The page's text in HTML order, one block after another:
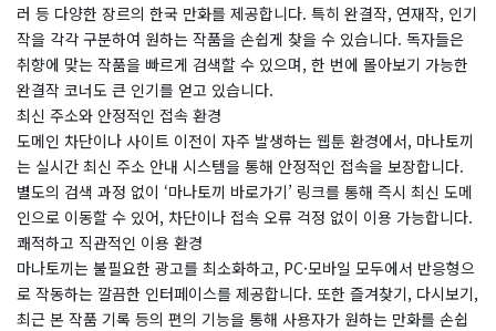
러 등 다양한 장르의 한국 만화를 제공합니다. 특히 완결작, 연재작, 인기
작을 각각 구분하여 원하는 작품을 손쉽게 찾을 수 있습니다. 독자들은
취향에 맞는 작품을 빠르게 검색할 수 있으며, 한 번에 몰아보기 가능한
완결작 코너도 큰 인기를 얻고 있습니다.
최신 주소와 안정적인 접속 환경
도메인 차단이나 사이트 이전이 자주 발생하는 웹툰 환경에서, 마나토끼
는 실시간 최신 주소 안내 시스템을 통해 안정적인 접속을 보장합니다.
별도의 검색 과정 없이 ‘마나토끼 바로가기’ 링크를 통해 즉시 최신 도메
인으로 이동할 수 있어, 차단이나 접속 오류 걱정 없이 이용 가능합니다.
쾌적하고 직관적인 이용 환경
마나토끼는 불필요한 광고를 최소화하고, PC·모바일 모두에서 반응형으
로 작동하는 깔끔한 인터페이스를 제공합니다. 또한 즐겨찾기, 다시보기,
최근 본 작품 기록 등의 편의 기능을 통해 사용자가 원하는 만화를 손쉽